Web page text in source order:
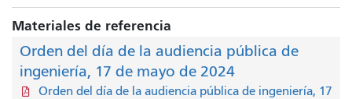
Materiales de referencia
Orden del día de la audiencia pública de
ingeniería, 17 de mayo de 2024
Orden del día de la audiencia pública de ingeniería, 17